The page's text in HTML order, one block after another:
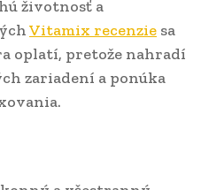
životnosť a
Vitamix recenzie sa
oplatí, pretože nahradí
zariadení a ponúka